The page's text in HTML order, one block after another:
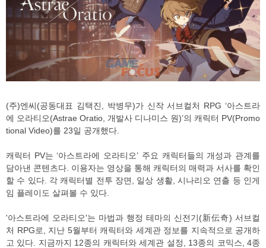
(주)엔씨(공동대표 김택진, 박병무)가 신작 서브컬처 RPG ‘아스트라
에 오라티오(Astrae Oratio, 개발사 디나미스 원)’의 캐릭터 PV(Promo
tional Video)를 23일 공개했다.
캐릭터 PV는 ‘아스트라에 오라티오’ 주요 캐릭터들의 개성과 관계를
담아낸 콘텐츠다. 이용자는 영상을 통해 캐릭터의 매력과 서사를 확인
할 수 있다. 각 캐릭터별 전투 장면, 일상 생활, 시나리오 연출 등 인게
임 플레이도 살펴볼 수 있다.
'아스트라에 오라티오'는 마법과 행정 테마의 신전기(新伝奇) 서브컬
처 RPG로, 지난 5월부터 캐릭터와 세계관 정보를 지속적으로 공개하
고 있다. 지금까지 12종의 캐릭터와 세계관 설정, 13종의 코믹스, 4종